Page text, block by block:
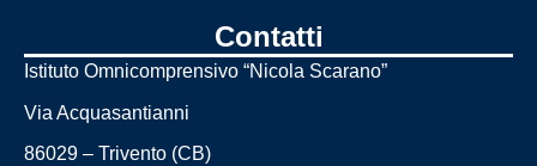
Contatti
Istituto Omnicomprensivo “Nicola Scarano”
Via Acquasantianni
86029 – Trivento (CB)